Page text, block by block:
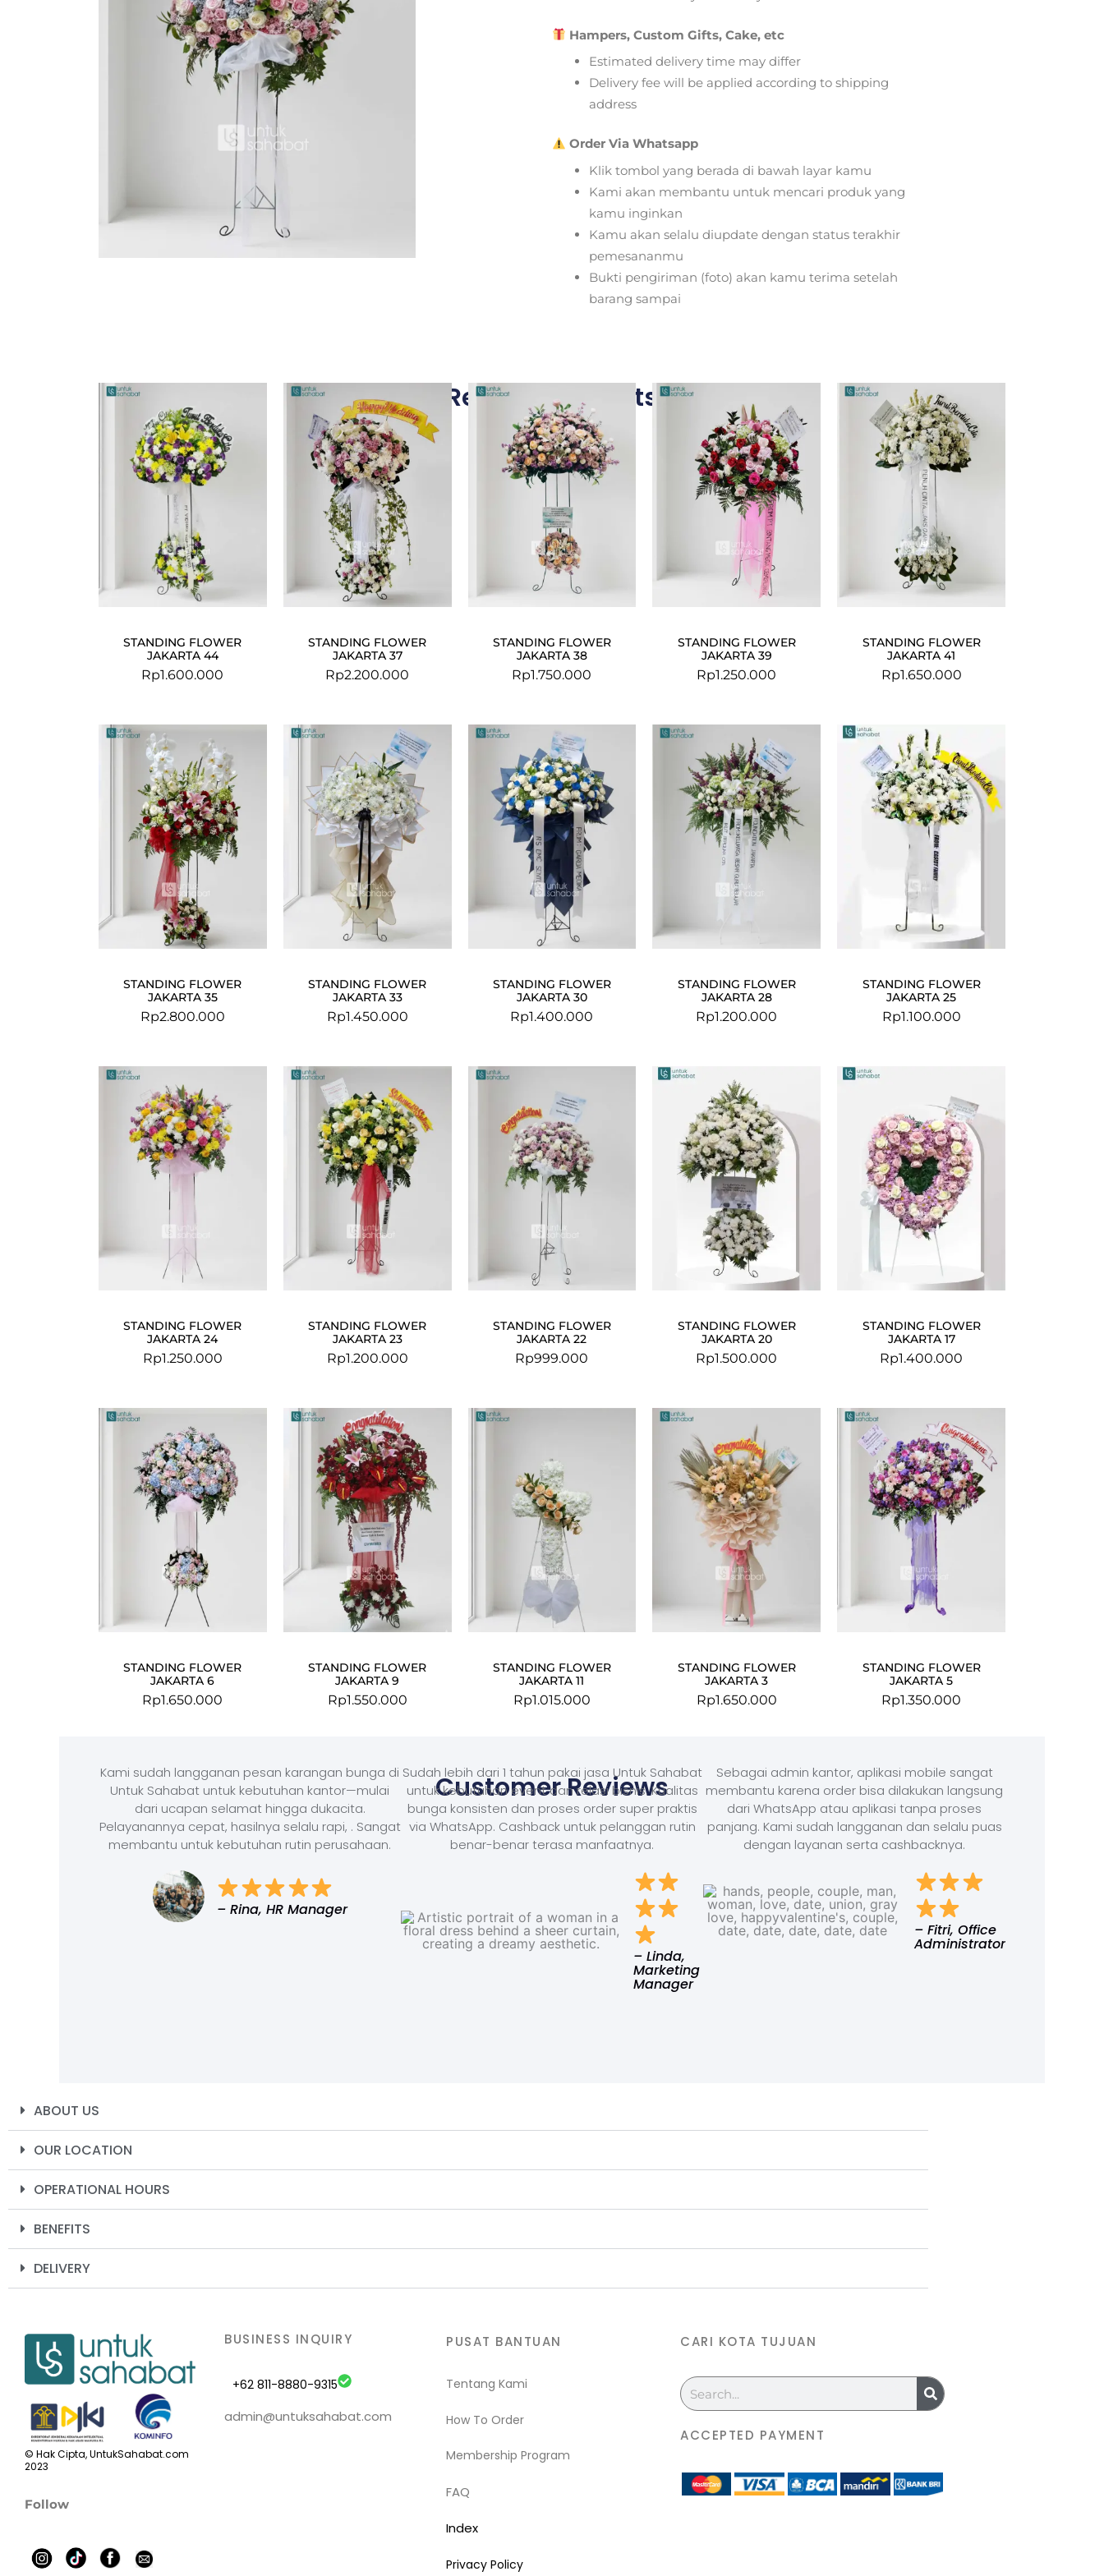
Hampers, Custom Gifts, Cake, etc
Estimated delivery time may differ
Delivery fee will be applied according to shipping
address
Order Via Whatsapp
Klik tombol yang berada di bawah layar kamu
Kami akan membantu untuk mencari produk yang
kamu inginkan
Kamu akan selalu diupdate dengan status terakhir
pemesananmu
Bukti pengiriman (foto) akan kamu terima setelah
barang sampai
Related Products
STANDING FLOWER
JAKARTA 44
Rp1.600.000
STANDING FLOWER
JAKARTA 37
Rp2.200.000
STANDING FLOWER
JAKARTA 38
Rp1.750.000
STANDING FLOWER
JAKARTA 39
Rp1.250.000
STANDING FLOWER
JAKARTA 41
Rp1.650.000
STANDING FLOWER
JAKARTA 35
Rp2.800.000
STANDING FLOWER
JAKARTA 33
Rp1.450.000
STANDING FLOWER
JAKARTA 30
Rp1.400.000
STANDING FLOWER
JAKARTA 28
Rp1.200.000
STANDING FLOWER
JAKARTA 25
Rp1.100.000
STANDING FLOWER
JAKARTA 24
Rp1.250.000
STANDING FLOWER
JAKARTA 23
Rp1.200.000
STANDING FLOWER
JAKARTA 22
Rp999.000
STANDING FLOWER
JAKARTA 20
Rp1.500.000
STANDING FLOWER
JAKARTA 17
Rp1.400.000
STANDING FLOWER
JAKARTA 6
Rp1.650.000
STANDING FLOWER
JAKARTA 9
Rp1.550.000
STANDING FLOWER
JAKARTA 11
Rp1.015.000
STANDING FLOWER
JAKARTA 3
Rp1.650.000
STANDING FLOWER
JAKARTA 5
Rp1.350.000
Customer Reviews
Kami sudah langganan pesan karangan bunga di
Untuk Sahabat untuk kebutuhan kantor—mulai
dari ucapan selamat hingga dukacita.
Pelayanannya cepat, hasilnya selalu rapi, . Sangat
membantu untuk kebutuhan rutin perusahaan.
– Rina, HR Manager
Sudah lebih dari 1 tahun pakai jasa Untuk Sahabat
untuk kebutuhan event dan relasi bisnis. Kualitas
bunga konsisten dan proses order super praktis
via WhatsApp. Cashback untuk pelanggan rutin
benar-benar terasa manfaatnya.
– Linda,
Marketing
Manager
Sebagai admin kantor, aplikasi mobile sangat
membantu karena order bisa dilakukan langsung
dari WhatsApp atau aplikasi tanpa proses
panjang. Kami sudah langganan dan selalu puas
dengan layanan serta cashbacknya.
– Fitri, Office
Administrator
ABOUT US
OUR LOCATION
OPERATIONAL HOURS
BENEFITS
DELIVERY
© Hak Cipta, UntukSahabat.com
2023
Follow
BUSINESS INQUIRY
+62 811-8880-9315
admin@untuksahabat.com
PUSAT BANTUAN
Tentang Kami
How To Order
Membership Program
FAQ
Index
Privacy Policy
CARI KOTA TUJUAN
Search
ACCEPTED PAYMENT